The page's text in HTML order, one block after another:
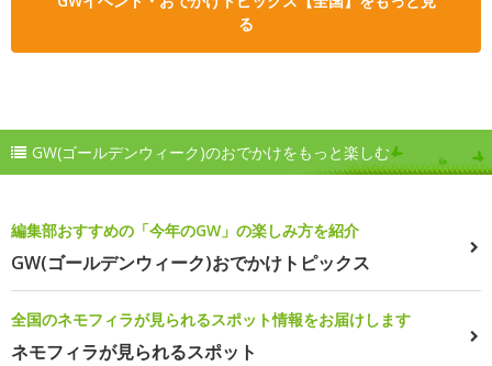
る
GW(ゴールデンウィーク)のおでかけをもっと楽しむ
編集部おすすめの「今年のGW」の楽しみ方を紹介
GW(ゴールデンウィーク)おでかけトピックス
全国のネモフィラが見られるスポット情報をお届けします
ネモフィラが見られるスポット